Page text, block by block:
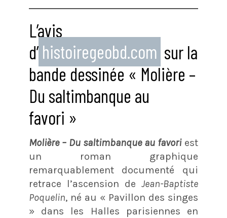
L’avis
d’ histoiregeobd.com sur la
bande dessinée « Molière –
Du saltimbanque au
favori »
Molière – Du saltimbanque au favoriest
un roman graphique
remarquablement documenté qui
retrace l’ascension deJean-Baptiste
Poquelin, né au « Pavillon des singes
» dans les Halles parisiennes en